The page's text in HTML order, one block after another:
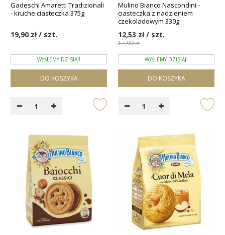
Gadeschi Amaretti Tradizionali
- kruche ciasteczka 375g
19,90 zł / szt.
WYŚLEMY DZISIAJ!
DO KOSZYKA
Mulino Bianco Nascondini -
ciasteczka z nadzieniem
czekoladowym 330g
17,90 zł
12,53 zł / szt.
WYŚLEMY DZISIAJ!
DO KOSZYKA